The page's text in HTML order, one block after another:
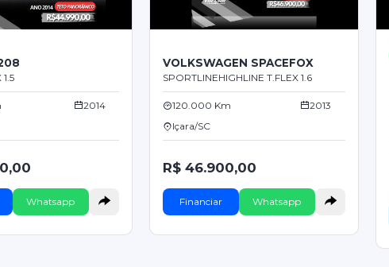
2014
Whatsapp
VOLKSWAGEN SPACEFOX
SPORTLINEHIGHLINE T.FLEX 1.6
120.000 Km
2013
Içara/SC
R$ 46.900,00
Financiar Whatsapp